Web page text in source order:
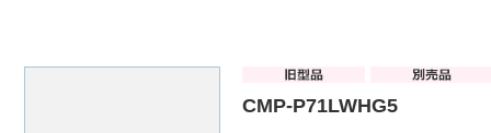
CMP-P71LWHG5